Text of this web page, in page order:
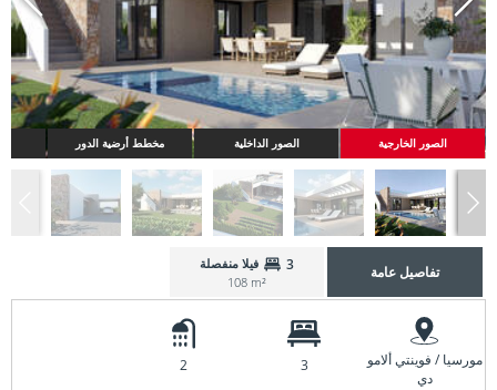
الصور الخارجية الصور الداخلية مخطط أرضية الدور
تفاصيل عامة 3 فيلا منفصلة
108 m²
مورسيا / فوينتي ألامو
دي
3
2